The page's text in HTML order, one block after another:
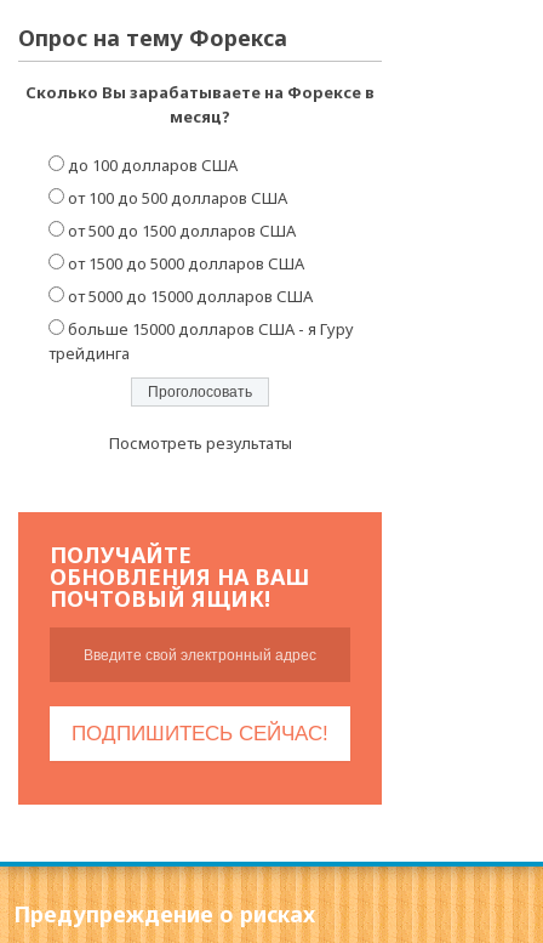
Опрос на тему Форекса
Сколько Вы зарабатываете на Форексе в
месяц?
до 100 долларов США
от 100 до 500 долларов США
от 500 до 1500 долларов США
от 1500 до 5000 долларов США
от 5000 до 15000 долларов США
больше 15000 долларов США - я Гуру
трейдинга
Посмотреть результаты
ПОЛУЧАЙТЕ
ОБНОВЛЕНИЯ НА ВАШ
ПОЧТОВЫЙ ЯЩИК!
Предупреждение о рисках